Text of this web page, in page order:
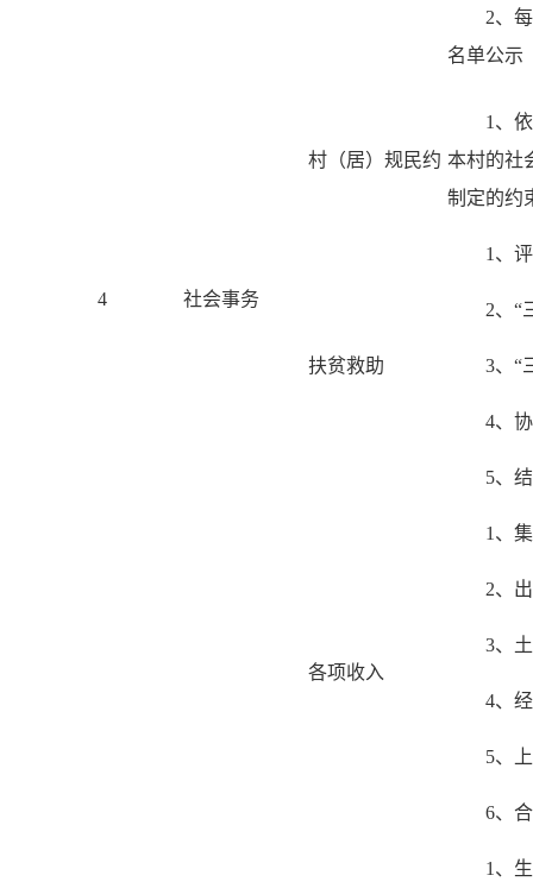
2、
名单公示
4 社会事务
村（居）规民约
1、
本村的社
制定的约
扶贫救助
1、
2、“
3、“
4、
5、
各项收入
1、
2、
3、
4、
5、
6、
1、